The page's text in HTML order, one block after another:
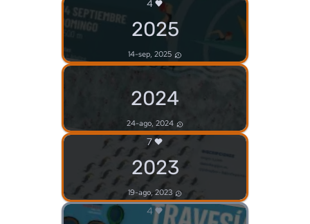
4
2025
14-sep, 2025
2024
24-ago, 2024
7
2023
19-ago, 2023
4